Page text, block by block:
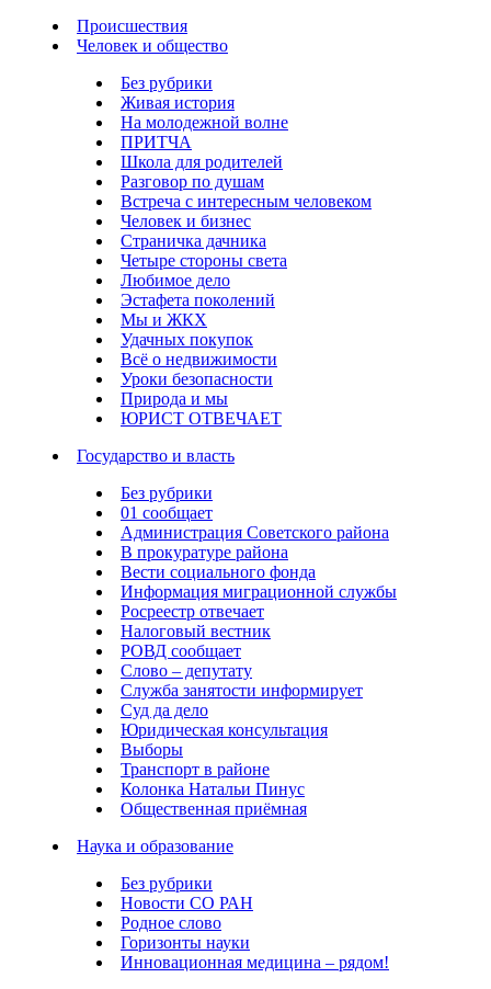
Происшествия
Человек и общество
Без рубрики
Живая история
На молодежной волне
ПРИТЧА
Школа для родителей
Разговор по душам
Встреча с интересным человеком
Человек и бизнес
Страничка дачника
Четыре стороны света
Любимое дело
Эстафета поколений
Мы и ЖКХ
Удачных покупок
Всё о недвижимости
Уроки безопасности
Природа и мы
ЮРИСТ ОТВЕЧАЕТ
Государство и власть
Без рубрики
01 сообщает
Администрация Советского района
В прокуратуре района
Вести социального фонда
Информация миграционной службы
Росреестр отвечает
Налоговый вестник
РОВД сообщает
Слово – депутату
Служба занятости информирует
Суд да дело
Юридическая консультация
Выборы
Транспорт в районе
Колонка Натальи Пинус
Общественная приёмная
Наука и образование
Без рубрики
Новости СО РАН
Родное слово
Горизонты науки
Инновационная медицина – рядом!